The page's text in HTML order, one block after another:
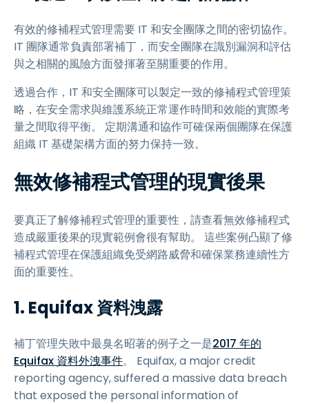
有效的修補程式管理需要 IT 和安全團隊之間的密切協作。
IT 團隊通常負責部署補丁，而安全團隊在識別漏洞和評估
與之相關的風險方面發揮著至關重要的作用。
透過合作，IT 和安全團隊可以製定一致的修補程式管理策
略，在安全需求與維護系統正常運作時間和效能的實際考
量之間取得平衡。 定期溝通和協作可確保兩個團隊在保護
組織 IT 基礎架構方面的努力保持一致。
無效修補程式管理的現實後果
要真正了解修補程式管理的重要性，請查看無效修補程式
造成嚴重後果的現實範例會很有幫助。 這些案例凸顯了修
補程式管理在保護組織免受網路威脅和確保業務連續性方
面的重要性。
1. Equifax 資料洩露
補丁管理失敗中最臭名昭著的例子之一是2017 年的
Equifax 資料外洩事件。 Equifax, a major credit
reporting agency, suffered a massive data breach
that exposed the personal information of